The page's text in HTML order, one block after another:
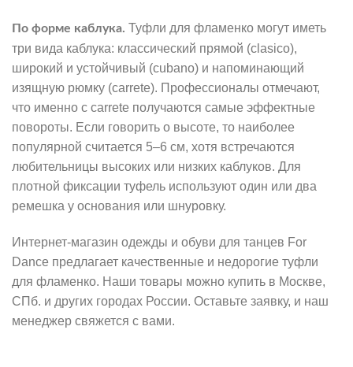
По форме каблука. Туфли для фламенко могут иметь
три вида каблука: классический прямой (clasico),
широкий и устойчивый (cubano) и напоминающий
изящную рюмку (carrete). Профессионалы отмечают,
что именно с carrete получаются самые эффектные
повороты. Если говорить о высоте, то наиболее
популярной считается 5–6 см, хотя встречаются
любительницы высоких или низких каблуков. Для
плотной фиксации туфель используют один или два
ремешка у основания или шнуровку.
Интернет-магазин одежды и обуви для танцев For
Dance предлагает качественные и недорогие туфли
для фламенко. Наши товары можно купить в Москве,
СПб. и других городах России. Оставьте заявку, и наш
менеджер свяжется с вами.